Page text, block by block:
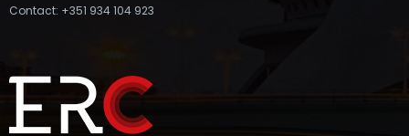
Contact: +351 934 104 923